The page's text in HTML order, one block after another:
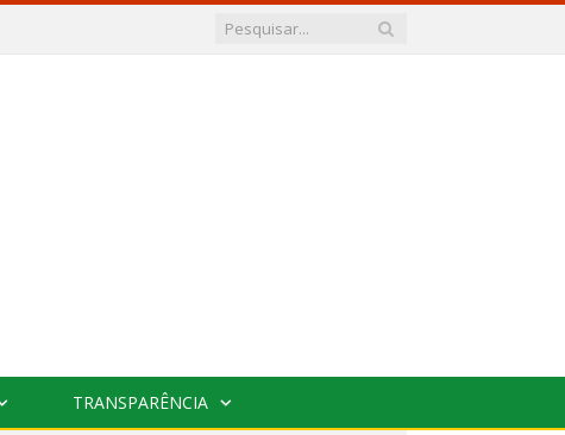
TRANSPARÊNCIA